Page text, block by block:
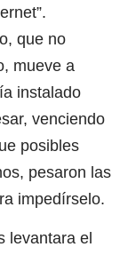
que no
mueve a
instalado
venciendo
posibles
pesaron las
impedírselo.
levantara el